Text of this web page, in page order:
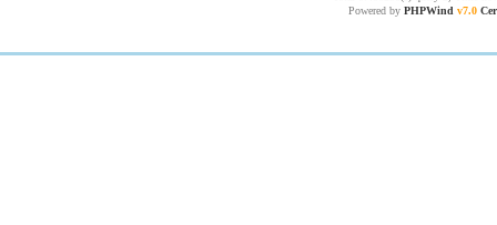
Powered by PHPWind v7.0